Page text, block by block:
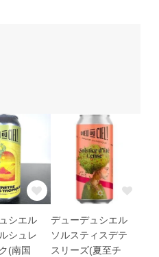
シエル
シュレ
(南国
デューデュシエル
ソルスティスデテ
スリーズ(夏至チ